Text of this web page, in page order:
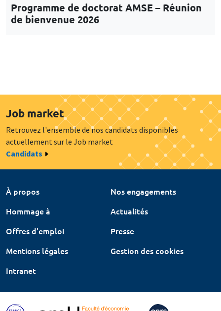
Programme de doctorat AMSE – Réunion
de bienvenue 2026
Job market
Retrouvez l'ensemble de nos candidats disponibles
actuellement sur le Job market
Candidats
À propos
Nos engagements
Hommage à
Actualités
Offres d'emploi
Presse
Mentions légales
Gestion des cookies
Intranet